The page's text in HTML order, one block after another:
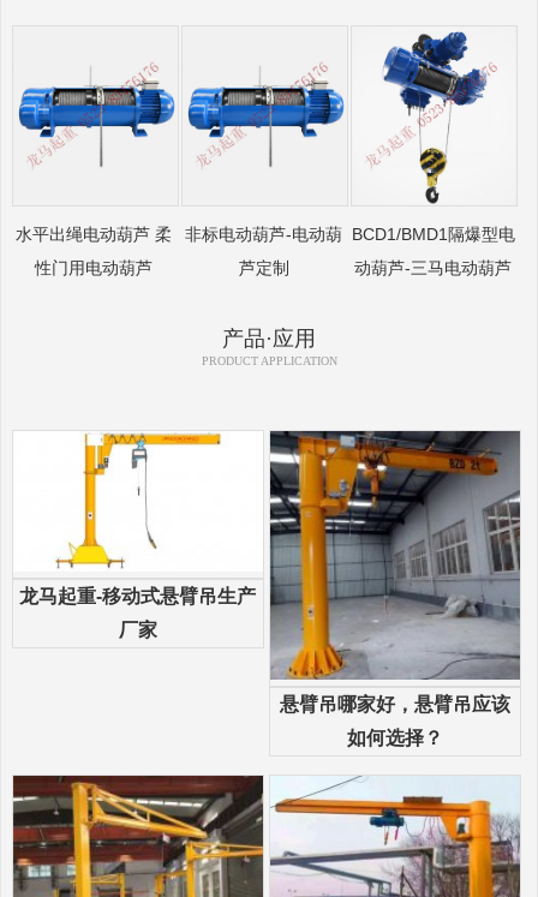
水平出绳电动葫芦 柔
性门用电动葫芦
非标电动葫芦-电动葫
芦定制
BCD1/BMD1隔爆型电
动葫芦-三马电动葫芦
产品·应用
PRODUCT APPLICATION
龙马起重-移动式悬臂吊生产
厂家
悬臂吊哪家好，悬臂吊应该
如何选择？